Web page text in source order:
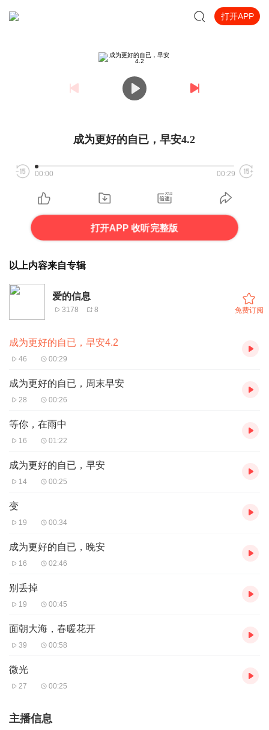
打开APP
成为更好的自已，早安4.2
00:00 00:29
打开APP 收听完整版
以上内容来自专辑
爱的信息
3178 8 免费订阅
成为更好的自已，早安4.2
46 00:29
成为更好的自已，周末早安
28 00:26
等你，在雨中
16 01:22
成为更好的自已，早安
14 00:25
变
19 00:34
成为更好的自已，晚安
16 02:46
别丢掉
19 00:45
面朝大海，春暖花开
39 00:58
微光
27 00:25
主播信息